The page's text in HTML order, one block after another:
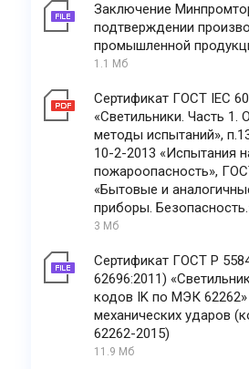
Заключение
подтверждении
промышленной
1.1 Мб
Сертификат ГОСТ IEC
«Светильники. Часть 1.
методы испытаний»,
10-2-2013 «Испытания
пожароопасность»,
«Бытовые и
приборы.
3 Мб
Сертификат ГОСТ Р
62696:2011)
кодов IK по МЭК
механических ударов
62262-2015)
11.9 Мб